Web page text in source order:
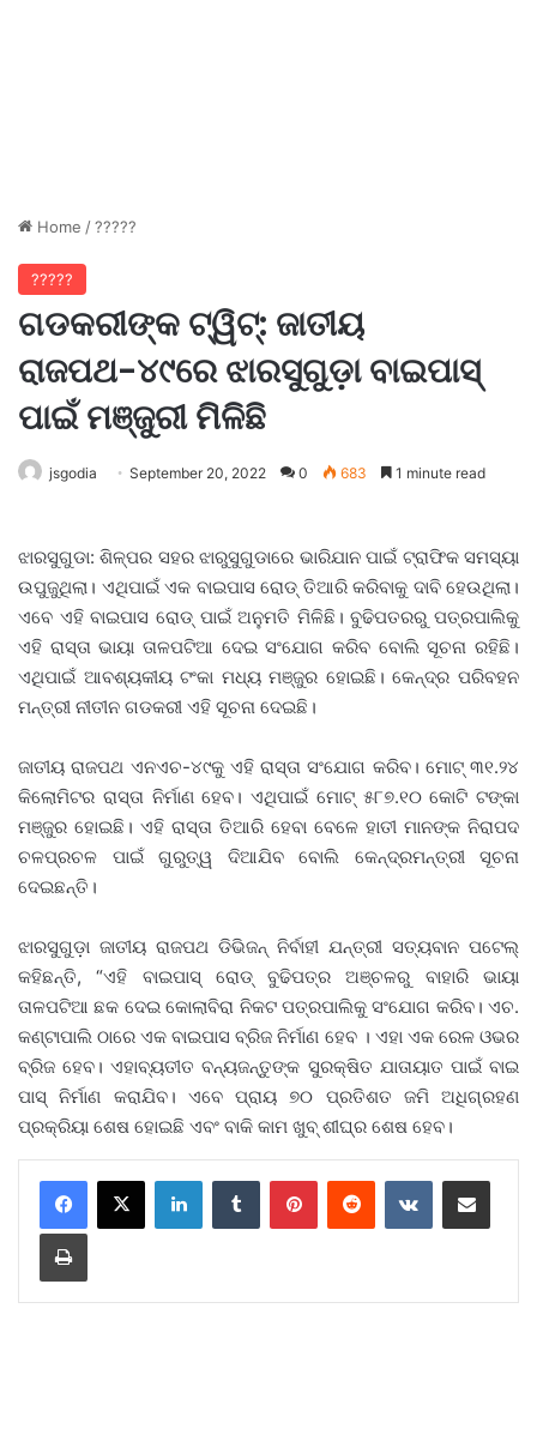
Home /?????
?????
ଗଡକରୀଙ୍କ ଟ୍ୱିଟ୍: ଜାତୀୟ
ରାଜପଥ-୪୯ରେ ଝାରସୁଗୁଡ଼ା ବାଇପାସ୍
ପାଇଁ ମଞ୍ଜୁରୀ ମିଳିଛି
jsgodia September 20, 2022 0 683 1 minute read
ଝାରସୁଗୁଡା: ଶିଳ୍ପର ସହର ଝାରୁସୁଗୁଡାରେ ଭାରିଯାନ ପାଇଁ ଟ୍ରାଫିକ ସମସ୍ୟା
ଉପୁଜୁଥିଲା। ଏଥିପାଇଁ ଏକ ବାଇପାସ ରୋଡ୍ ତିଆରି କରିବାକୁ ଦାବି ହେଉଥିଲା।
ଏବେ ଏହି ବାଇପାସ ରୋଡ୍ ପାଇଁ ଅନୁମତି ମିଳିଛି। ବୁଢିପତରରୁ ପତ୍ରପାଲିକୁ
ଏହି ରାସ୍ତା ଭାୟା ତାଳପଟିଆ ଦେଇ ସଂଯୋଗ କରିବ ବୋଲି ସୂଚନା ରହିଛି।
ଏଥିପାଇଁ ଆବଶ୍ୟକୀୟ ଟଂକା ମଧ୍ୟ ମଞ୍ଜୁର ହୋଇଛି। କେନ୍ଦ୍ର ପରିବହନ
ମନ୍ତ୍ରୀ ନୀତୀନ ଗଡକରୀ ଏହି ସୂଚନା ଦେଇଛି।
ଜାତୀୟ ରାଜପଥ ଏନଏଚ-୪୯କୁ ଏହି ରାସ୍ତା ସଂଯୋଗ କରିବ। ମୋଟ୍ ୩୧.୨୪
କିଲୋମିଟର ରାସ୍ତା ନିର୍ମାଣ ହେବ। ଏଥିପାଇଁ ମୋଟ୍ ୫୮୭.୧୦ କୋଟି ଟଙ୍କା
ମଞ୍ଜୁର ହୋଇଛି। ଏହି ରାସ୍ତା ତିଆରି ହେବା ବେଳେ ହାତୀ ମାନଙ୍କ ନିରାପଦ
ଚଳପ୍ରଚଳ ପାଇଁ ଗୁରୁତ୍ୱ ଦିଆଯିବ ବୋଲି କେନ୍ଦ୍ରମନ୍ତ୍ରୀ ସୂଚନା
ଦେଇଛନ୍ତି।
ଝାରସୁଗୁଡ଼ା ଜାତୀୟ ରାଜପଥ ଡିଭିଜନ୍ ନିର୍ବାହୀ ଯନ୍ତ୍ରୀ ସତ୍ୟବାନ ପଟେଲ୍
କହିଛନ୍ତି, “ଏହି ବାଇପାସ୍ ରୋଡ୍ ବୁଢିପତ୍ର ଅଞ୍ଚଳରୁ ବାହାରି ଭାୟା
ତାଳପଟିଆ ଛକ ଦେଇ କୋଲାବିରା ନିକଟ ପତ୍ରପାଲିକୁ ସଂଯୋଗ କରିବ। ଏଚ.
କଣ୍ଟାପାଲି ଠାରେ ଏକ ବାଇପାସ ବ୍ରିଜ ନିର୍ମାଣ ହେବ । ଏହା ଏକ ରେଳ ଓଭର
ବ୍ରିଜ ହେବ। ଏହାବ୍ୟତୀତ ବନ୍ୟଜନ୍ତୁଙ୍କ ସୁରକ୍ଷିତ ଯାତାୟାତ ପାଇଁ ବାଇ
ପାସ୍ ନିର୍ମାଣ କରାଯିବ। ଏବେ ପ୍ରାୟ ୭୦ ପ୍ରତିଶତ ଜମି ଅଧିଗ୍ରହଣ
ପ୍ରକ୍ରିୟା ଶେଷ ହୋଇଛି ଏବଂ ବାକି କାମ ଖୁବ୍ ଶୀଘ୍ର ଶେଷ ହେବ।
LinkedInTumblr PinterestReddit VKontakteShare via Email
Print